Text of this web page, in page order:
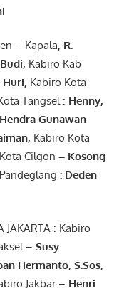
– Kapala, R.
Budi, Kabiro Kab
Huri, Kabiro Kota
Tangsel : Henny,
Hendra Gunawan
, Kabiro Kota
Cilgon – Kosong
: Deden
JAKARTA : Kabiro
– Susy
Hermanto, S.Sos,
Jakbar – Henri